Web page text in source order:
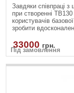
Завдяки співпраці з
при створенні
користувачів
зробити
активності при
33000 грн.
Під замовлення